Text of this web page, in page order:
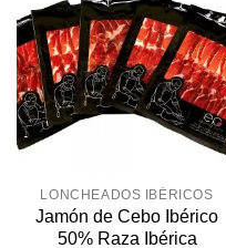
LONCHEADOS IBÉRICOS
Jamón de Cebo Ibérico
50% Raza Ibérica